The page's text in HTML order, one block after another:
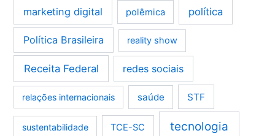
marketing digital polêmica política
Política Brasileira reality show
Receita Federal redes sociais
relações internacionais saúde STF
sustentabilidade TCE-SC tecnologia